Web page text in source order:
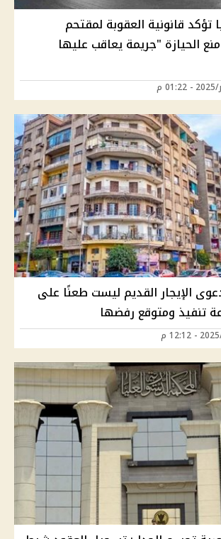
تؤكد قانونية العقوبة لمقتحم
الحيازة "جريمة يعاقب عليها
الإيجار القديم ليست طعنًا على
تنفيذ ومتوقع رفضها